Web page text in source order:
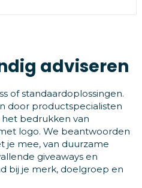
adviseren
of standaardoplossingen.
door productspecialisten
bedrukken van
logo. We beantwoorden
je mee, van duurzame
giveaways en
bij je merk, doelgroep en